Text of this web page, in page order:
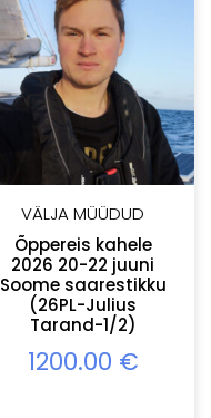
VÄLJA MÜÜDUD
Õppereis kahele
2026 20-22 juuni
Soome saarestikku
(26PL-Julius
Tarand-1/2)
1200.00 €